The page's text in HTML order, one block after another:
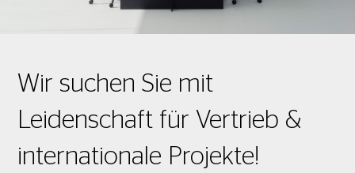
Wir suchen Sie mit
Leidenschaft für Vertrieb &
internationale Projekte!